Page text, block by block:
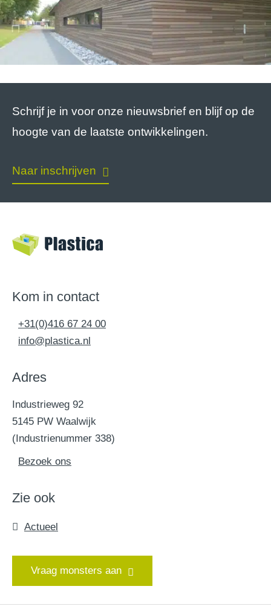
Schrijf je in voor onze nieuwsbrief en blijf op de
hoogte van de laatste ontwikkelingen.
Naar inschrijven
Kom in contact
+31(0)416 67 24 00
info@plastica.nl
Adres
Industrieweg 92
5145 PW Waalwijk
(Industrienummer 338)
Bezoek ons
Zie ook
Actueel
Vraag monsters aan